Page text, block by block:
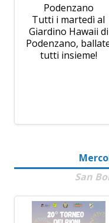
Podenzano
Tutti i martedì al
Giardino Hawaii di
Podenzano,
tutti insieme!
San